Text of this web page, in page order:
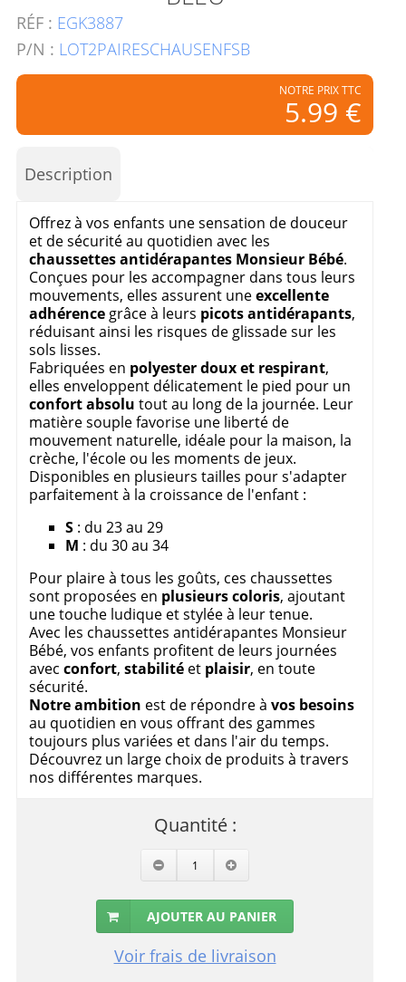
RÉF : EGK3887
P/N : LOT2PAIRESCHAUSENFSB
NOTRE PRIX TTC
5.99 €
Description
Offrez à vos enfants une sensation de douceur
et de sécurité au quotidien avec les
chaussettes antidérapantes Monsieur Bébé.
Conçues pour les accompagner dans tous leurs
mouvements, elles assurent uneexcellente
adhérencegrâce à leurs picots antidérapants,
réduisant ainsi les risques de glissade sur les
sols lisses.
Fabriquées en polyester doux et respirant,
elles enveloppent délicatement le pied pour un
confort absolu tout au long de la journée. Leur
matière souple favorise une liberté de
mouvement naturelle, idéale pour la maison, la
crèche, l'école ou les moments de jeux.
Disponibles en plusieurs tailles pour s'adapter
parfaitement à la croissance de l'enfant :
s : du 23 au 29
m : du 30 au 34
Pour plaire à tous les goûts, ces chaussettes
sont proposées en plusieurs coloris, ajoutant
une touche ludique et stylée à leur tenue.
Avec les chaussettes antidérapantes Monsieur
Bébé, vos enfants profitent de leurs journées
avecconfort,stabilité et plaisir, en toute
sécurité.
Notre ambition est de répondre àvos besoins
au quotidien en vous offrant des gammes
toujours plus variées et dans l'air du temps.
Découvrez un large choix de produits à travers
nos différentes marques.
Quantité :
AJOUTER AU PANIER
Voir frais de livraison